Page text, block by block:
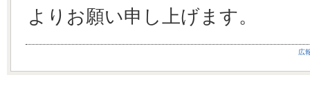
よりお願い申し上げます。
広